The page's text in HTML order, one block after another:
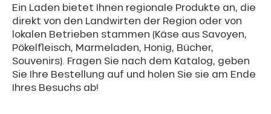
Ein Laden bietet Ihnen regionale Produkte an, die
direkt von den Landwirten der Region oder von
lokalen Betrieben stammen (Käse aus Savoyen,
Pökelfleisch, Marmeladen, Honig, Bücher,
Souvenirs). Fragen Sie nach dem Katalog, geben
Sie Ihre Bestellung auf und holen Sie sie am Ende
Ihres Besuchs ab!